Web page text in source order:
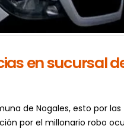
en sucursal
de Nogales, esto por las
por el millonario robo